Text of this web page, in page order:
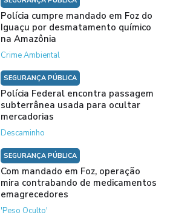
Polícia cumpre mandado em Foz do
Iguaçu por desmatamento químico
na Amazônia
Crime Ambiental
SEGURANÇA PÚBLICA
Polícia Federal encontra passagem
subterrânea usada para ocultar
mercadorias
Descaminho
SEGURANÇA PÚBLICA
Com mandado em Foz, operação
mira contrabando de medicamentos
emagrecedores
'Peso Oculto'